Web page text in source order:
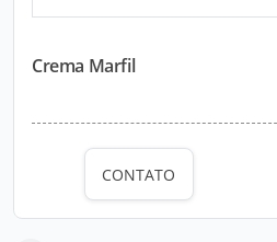
Crema Marfil
CONTATO